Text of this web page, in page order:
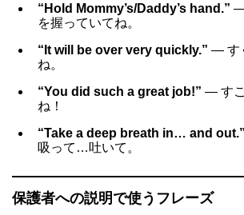
“Hold Mommy’s/Daddy’s hand.” ―
を握っていてね。
“It will be over very quickly.” ― す
ね。
“You did such a great job!” ― す
ね！
“Take a deep breath in… and out.”
吸って…吐いて。
保護者への説明で使うフレーズ